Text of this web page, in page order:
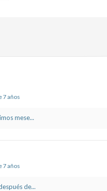
7 años
mese...
7 años
de...